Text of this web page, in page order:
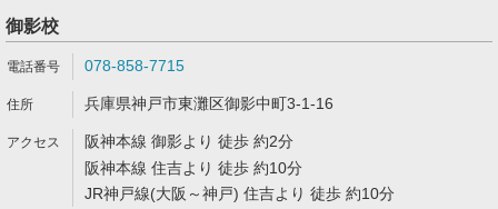
御影校
078-858-7715
兵庫県神戸市東灘区御影中町3-1-16
阪神本線 御影より 徒歩 約2分
阪神本線 住吉より 徒歩 約10分
JR神戸線(大阪～神戸) 住吉より 徒歩 約10分